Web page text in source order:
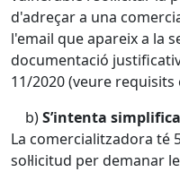
d'adreçar a una
l'email que apareix a la
documentació
11/2020 (veure
b)S’intenta
La comercialitzadora té
sol·licitud per demanar